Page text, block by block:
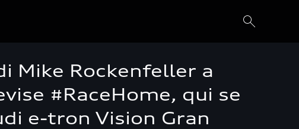
Mike Rockenfeller a
#RaceHome, qui se
e-tron Vision Gran